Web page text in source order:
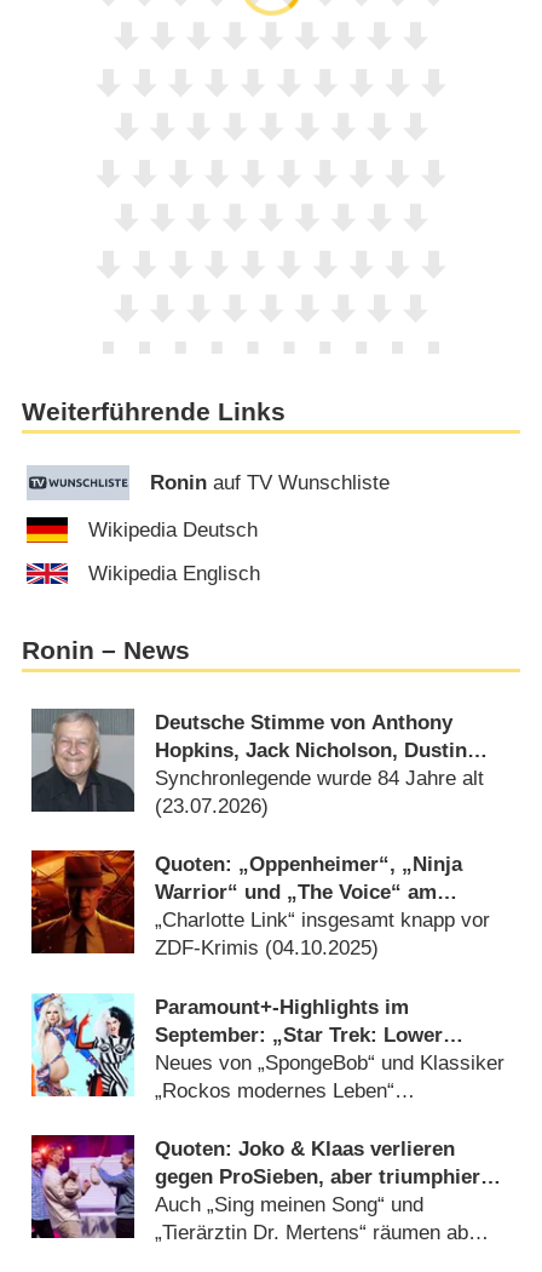
Weiterführende Links
Ronin auf TV Wunschliste
Wikipedia Deutsch
Wikipedia Englisch
Ronin – News
Deutsche Stimme von Anthony
Hopkins, Jack Nicholson, Dustin
Hoffman verstummt: Joachim Kerzel
ist tot
Synchronlegende wurde 84 Jahre alt
(23.07.2026)
Quoten: „Oppenheimer“, „Ninja
Warrior“ und „The Voice“ am
Feiertag gleichauf
„Charlotte Link“ insgesamt knapp vor
ZDF-Krimis (04.10.2025)
Paramount+-Highlights im
September: „Star Trek: Lower
Decks“, „Short Treks“ und „Drag
Race Germany“
Neues von „SpongeBob“ und Klassiker
„Rockos modernes Leben“
Quoten: Joko & Klaas verlieren
gegen ProSieben, aber triumphieren
bei Jüngeren
Auch „Sing meinen Song“ und
„Tierärztin Dr. Mertens“ räumen ab